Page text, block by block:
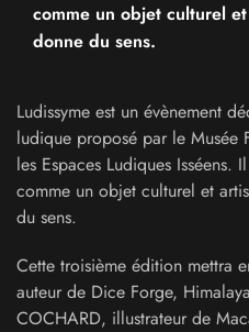
comme un objet culturel
donne du sens.
Ludissyme est un évènement
ludique proposé par le Musée
les Espaces Ludiques
comme un objet culturel et
du sens.
Cette troisième édition mettra
auteur de Dice Forge,
COCHARD, illustrateur de